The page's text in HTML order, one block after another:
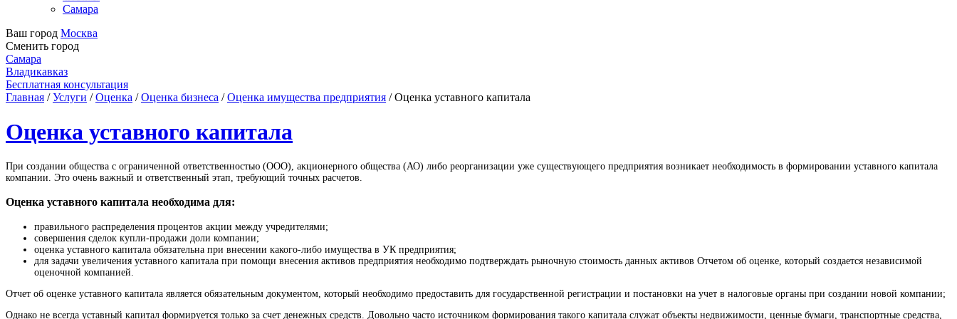
Самара
Ваш город Москва
Сменить город
Самара
Владикавказ
Бесплатная консультация
Главная /Услуги /Оценка /Оценка бизнеса /Оценка имущества предприятия /Оценка уставного капитала
Оценка уставного капитала
При создании общества с ограниченной ответственностью (ООО), акционерного общества (АО) либо реорганизации уже существующего предприятия возникает необходимость в формировании уставного капитала
компании. Это очень важный и ответственный этап, требующий точных расчетов.
Оценка уставного капитала необходима для:
правильного распределения процентов акции между учредителями;
совершения сделок купли-продажи доли компании;
оценка уставного капитала обязательна при внесении какого-либо имущества в УК предприятия;
для задачи увеличения уставного капитала при помощи внесения активов предприятия необходимо подтверждать рыночную стоимость данных активов Отчетом об оценке, который создается независимой
оценочной компанией.
Отчет об оценке уставного капитала является обязательным документом, который необходимо предоставить для государственной регистрации и постановки на учет в налоговые органы при создании новой компании;
Однако не всегда уставный капитал формируется только за счет денежных средств. Довольно часто источником формирования такого капитала служат объекты недвижимости, ценные бумаги, транспортные средства,